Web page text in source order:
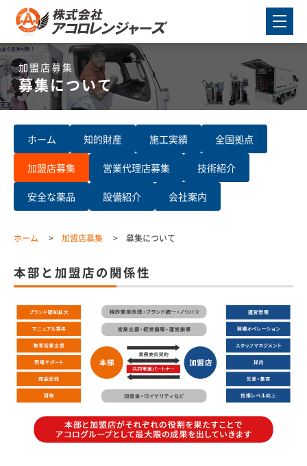
加盟店募集
募集について
ホーム 知的財産 施工実績 全国拠点
加盟店募集 営業代理店募集 技術紹介
安全な薬品 設備紹介 会社案内
ホーム 加盟店募集 募集について
本部と加盟店の関係性